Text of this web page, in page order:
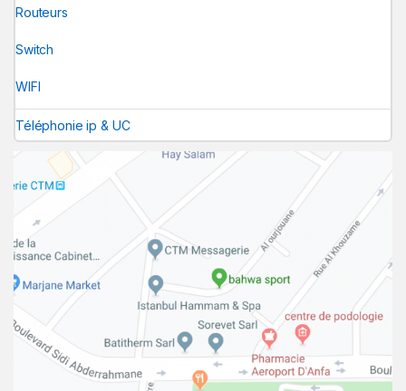
Routeurs
Switch
WIFI
Téléphonie ip & UC